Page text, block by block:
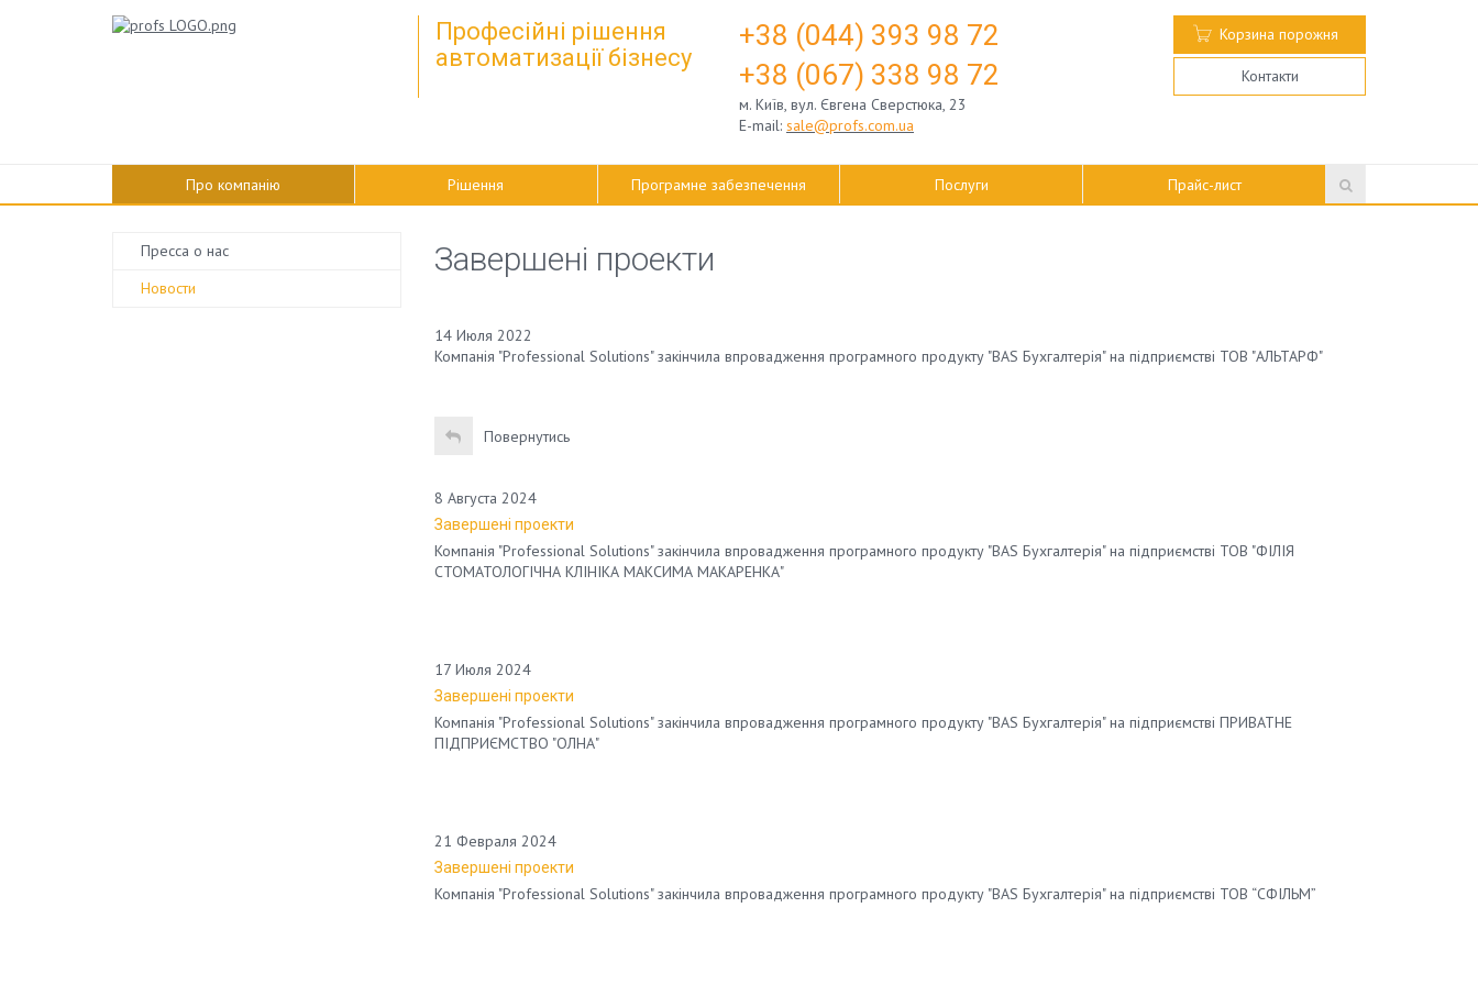
Професійні рішення
автоматизації бізнесу
+38 (044) 393 98 72
+38 (067) 338 98 72
м. Київ, вул. Євгена Сверстюка, 23
E-mail: sale@profs.com.ua
Корзина порожня
Контакти
Про компанію Рішення Програмне забезпечення Послуги Прайс-лист
Завершені проекти
14 Июля 2022
Компанія "Professional Solutions" закінчила впровадження програмного продукту "BAS Бухгалтерія" на підприємстві ТОВ "АЛЬТАРФ"
Повернутись
8 Августа 2024
Завершені проекти
Компанія "Professional Solutions" закінчила впровадження програмного продукту "BAS Бухгалтерія" на підприємстві ТОВ "ФІЛІЯ
СТОМАТОЛОГІЧНА КЛІНІКА МАКСИМА МАКАРЕНКА"
17 Июля 2024
Завершені проекти
Компанія "Professional Solutions" закінчила впровадження програмного продукту "BAS Бухгалтерія" на підприємстві ПРИВАТНЕ
ПІДПРИЄМСТВО "ОЛНА"
21 Февраля 2024
Завершені проекти
Компанія "Professional Solutions" закінчила впровадження програмного продукту "BAS Бухгалтерія" на підприємстві ТОВ “СФІЛЬМ”
Пресса о нас
Новости